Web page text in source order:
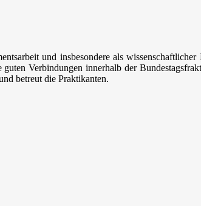
und insbesondere als
Verbindungen innerhalb der
betreut die Praktikanten.